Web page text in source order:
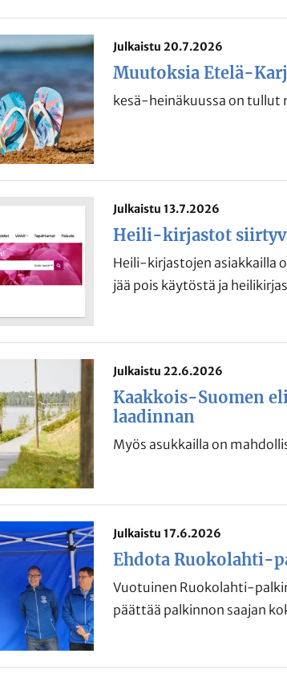
Julkaistu 20.7.2026
Muutoksia Etelä-
kesä-heinäkuussa on tullut
Julkaistu 13.7.2026
Heili-kirjastot
Heili-kirjastojen asiakkailla
jää pois käytöstä ja
Julkaistu 22.6.2026
Kaakkois-Suomen
laadinnan
Myös asukkailla on
Julkaistu 17.6.2026
Ehdota Ruokolahti-
Vuotuinen Ruokolahti-
päättää palkinnon saajan